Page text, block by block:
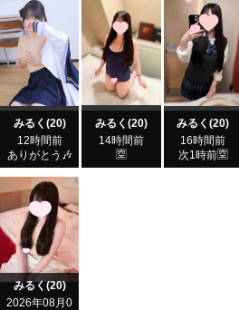
みるく(20)
12時間前
ありがとう🎶
みるく(20)
14時間前
🈳
みるく(20)
16時間前
次1時前🈳
みるく(20)
2026年08月0